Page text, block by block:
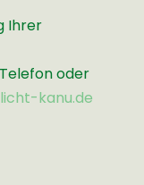
Ihrer
oder
kanu.de